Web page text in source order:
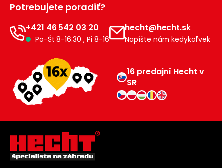
Potrebujete poradiť?
+421 46 542 03 20
Po-Št 8-16:30 , Pi 8-16
hecht@hecht.sk
Napíšte nám kedykoľvek
16 predajní Hecht v
SR